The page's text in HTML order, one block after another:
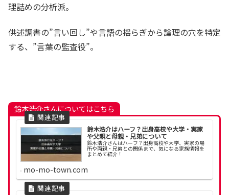
理詰めの分析派。
供述調書の”言い回し”や言語の揺らぎから論理の穴を特定
する、”言葉の監査役”。
鈴木浩介さんについてはこちら
鈴木浩介はハーフ？出身高校や大学・実家
や父親と母親・兄弟について
鈴木浩介さんはハーフ？出身高校や大学、実家の場
所や両親・兄弟との関係まで、気になる家族情報を
まとめて紹介！
mo-mo-town.com